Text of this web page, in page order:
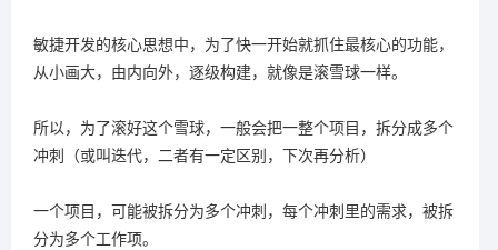
敏捷开发的核心思想中，为了快一开始就抓住最核心的功能，
从小画大，由内向外，逐级构建，就像是滚雪球一样。
所以，为了滚好这个雪球，一般会把一整个项目，拆分成多个
冲刺（或叫迭代，二者有一定区别，下次再分析）
一个项目，可能被拆分为多个冲刺，每个冲刺里的需求，被拆
分为多个工作项。